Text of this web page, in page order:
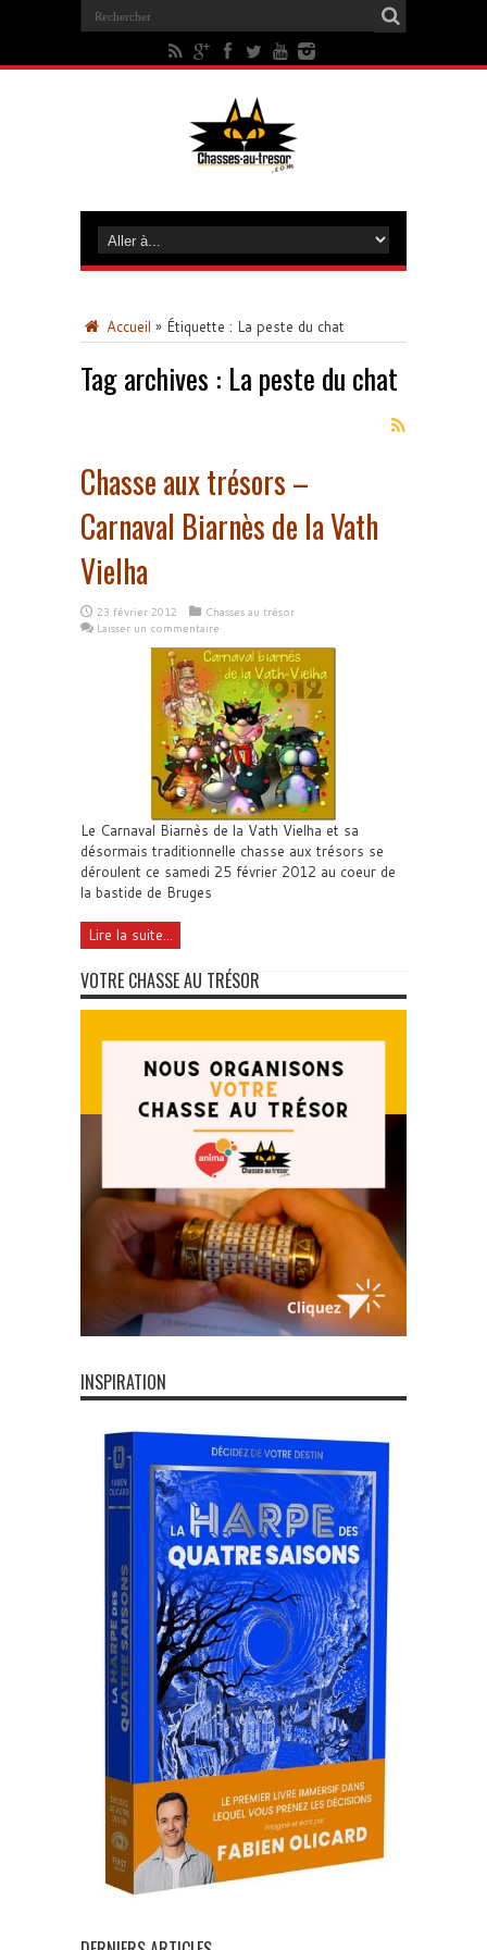
Accueil » Étiquette : La peste du chat
Tag archives : La peste du chat
Chasse aux trésors –
Carnaval Biarnès de la Vath
Vielha
23 février 2012
Chasses au trésor
Laisser un commentaire
Le Carnaval Biarnès de la Vath Vielha et sa
désormais traditionnelle chasse aux trésors se
déroulent ce samedi 25 février 2012 au coeur de
la bastide de Bruges
Lire la suite...
VOTRE CHASSE AU TRÉSOR
INSPIRATION